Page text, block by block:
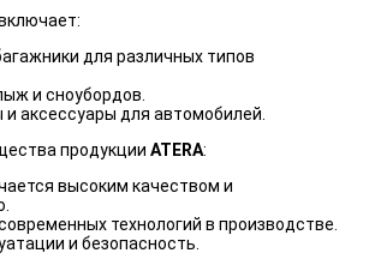
для различных типов
и сноубордов.
аксессуары для автомобилей.
продукции ATERA:
высоким качеством и
технологий в производстве.
и безопасность.